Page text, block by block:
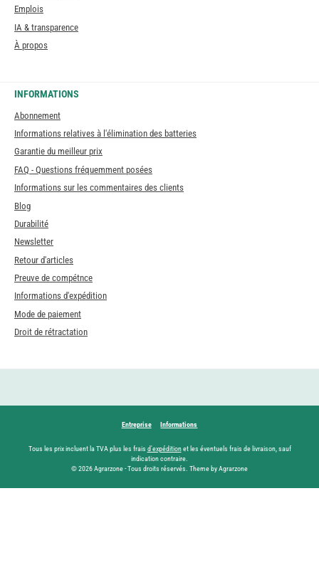
Emplois
IA & transparence
À propos
INFORMATIONS
Abonnement
Informations relatives à l'élimination des batteries
Garantie du meilleur prix
FAQ - Questions fréquemment posées
Informations sur les commentaires des clients
Blog
Durabilité
Newsletter
Retour d'articles
Preuve de compétnce
Informations d'expédition
Mode de paiement
Droit de rétractation
Entreprise Informations
Tous les prix incluent la TVA plus les frais d'expéditionet les éventuels frais de livraison, sauf
indication contraire.
© 2026 Agrarzone - Tous droits réservés. Theme by Agrarzone